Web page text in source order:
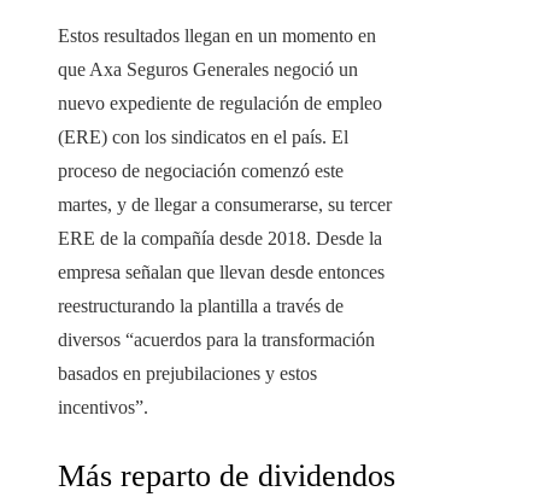
Estos resultados llegan en un momento en
que Axa Seguros Generales negoció un
nuevo expediente de regulación de empleo
(ERE) con los sindicatos en el país. El
proceso de negociación comenzó este
martes, y de llegar a consumerarse, su tercer
ERE de la compañía desde 2018. Desde la
empresa señalan que llevan desde entonces
reestructurando la plantilla a través de
diversos “acuerdos para la transformación
basados ​​​​en prejubilaciones y estos
incentivos”.
Más reparto de dividendos